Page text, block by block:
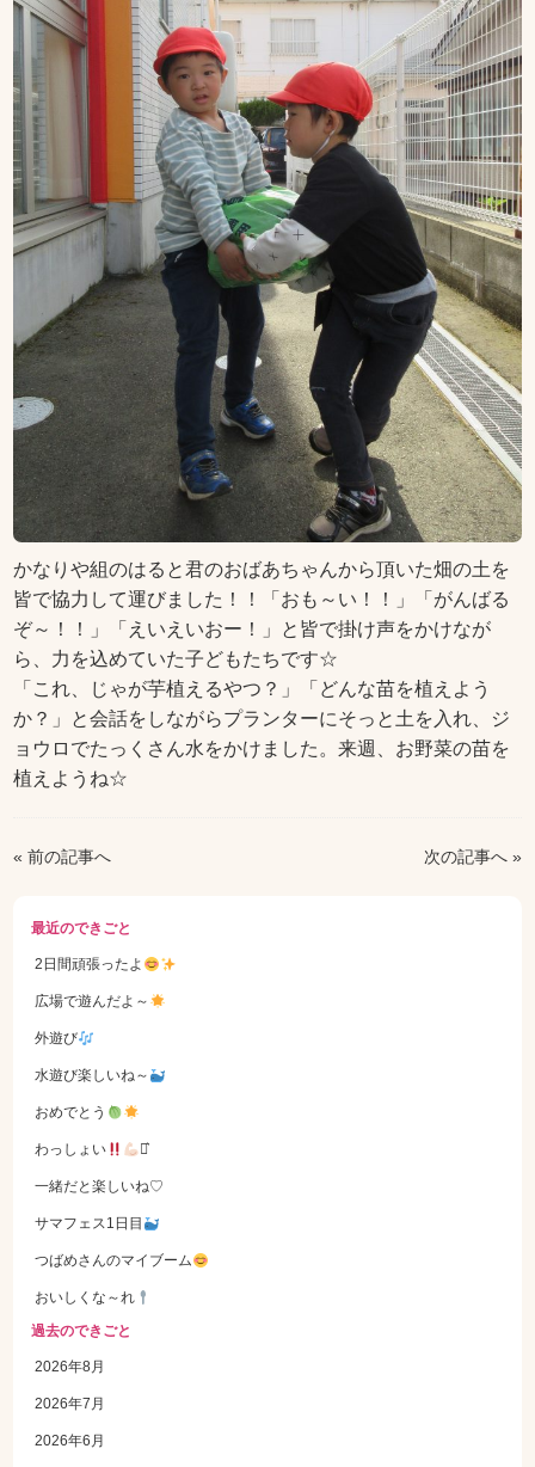
かなりや組のはると君のおばあちゃんから頂いた畑の土を
皆で協力して運びました！！「おも～い！！」「がんばる
ぞ～！！」「えいえいおー！」と皆で掛け声をかけなが
ら、力を込めていた子どもたちです☆
「これ、じゃが芋植えるやつ？」「どんな苗を植えよう
か？」と会話をしながらプランターにそっと土を入れ、ジ
ョウロでたっくさん水をかけました。来週、お野菜の苗を
植えようね☆
« 前の記事へ 次の記事へ »
最近のできごと
2日間頑張ったよ
広場で遊んだよ～
外遊び
水遊び楽しいね～
おめでとう
わっしょい ⋆͛
一緒だと楽しいね♡
サマフェス1日目
つばめさんのマイブーム
おいしくな～れ
過去のできごと
2026年8月
2026年7月
2026年6月